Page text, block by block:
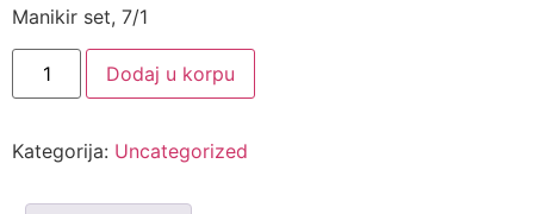
Manikir set, 7/1
Dodaj u korpu
Kategorija: Uncategorized